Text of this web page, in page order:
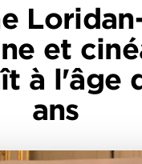
et
à l'âge
ans